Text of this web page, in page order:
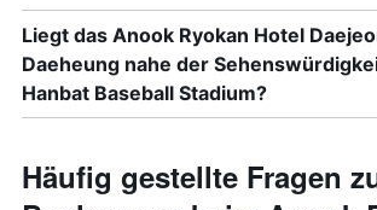
Liegt das Anook Ryokan Hotel
Daeheung nahe der
Hanbat Baseball Stadium?
Häufig gestellte Fragen